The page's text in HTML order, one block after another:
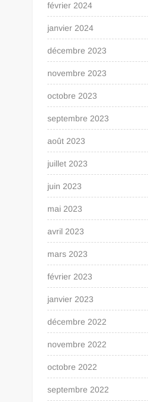
février 2024
janvier 2024
décembre 2023
novembre 2023
octobre 2023
septembre 2023
août 2023
juillet 2023
juin 2023
mai 2023
avril 2023
mars 2023
février 2023
janvier 2023
décembre 2022
novembre 2022
octobre 2022
septembre 2022